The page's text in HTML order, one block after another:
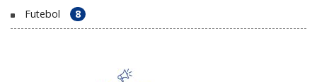
Futebol 8